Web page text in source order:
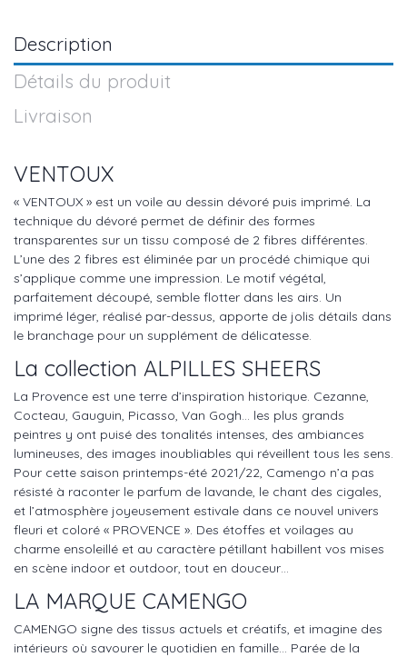
Description
Détails du produit
Livraison
VENTOUX
« VENTOUX » est un voile au dessin dévoré puis imprimé. La
technique du dévoré permet de définir des formes
transparentes sur un tissu composé de 2 fibres différentes.
L’une des 2 fibres est éliminée par un procédé chimique qui
s’applique comme une impression. Le motif végétal,
parfaitement découpé, semble flotter dans les airs. Un
imprimé léger, réalisé par-dessus, apporte de jolis détails dans
le branchage pour un supplément de délicatesse.
La collection ALPILLES SHEERS
La Provence est une terre d’inspiration historique. Cezanne,
Cocteau, Gauguin, Picasso, Van Gogh… les plus grands
peintres y ont puisé des tonalités intenses, des ambiances
lumineuses, des images inoubliables qui réveillent tous les sens.
Pour cette saison printemps-été 2021/22, Camengo n’a pas
résisté à raconter le parfum de lavande, le chant des cigales,
et l’atmosphère joyeusement estivale dans ce nouvel univers
fleuri et coloré « PROVENCE ». Des étoffes et voilages au
charme ensoleillé et au caractère pétillant habillent vos mises
en scène indoor et outdoor, tout en douceur…
LA MARQUE CAMENGO
CAMENGO signe des tissus actuels et créatifs, et imagine des
intérieurs où savourer le quotidien en famille… Parée de la